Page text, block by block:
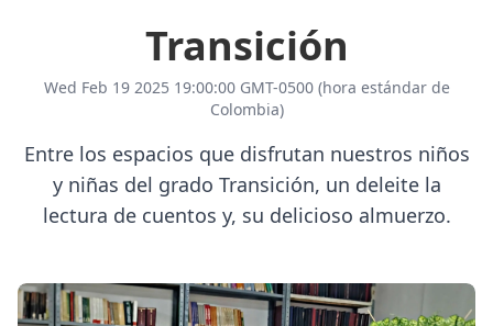
Transición
Wed Feb 19 2025 19:00:00 GMT-0500 (hora estándar de
Colombia)
Entre los espacios que disfrutan nuestros niños
y niñas del grado Transición, un deleite la
lectura de cuentos y, su delicioso almuerzo.